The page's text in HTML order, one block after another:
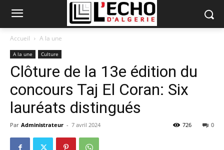
Accueil A la une
A la une Culture
Clôture de la 13e édition du
concours Taj El Coran: Six
lauréats distingués
Par Administrateur - 7 avril 2024 0
726